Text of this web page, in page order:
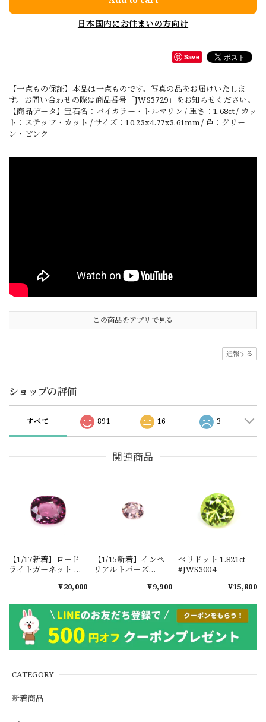
CATEGORY
新着商品
日本国内にお住まいの方向け
Save
【一点もの保証】本品は一点ものです。写真の品をお届けいたしま
す。お問い合わせの際は商品番号「JWS3729」をお知らせください。
【商品データ】宝石名：バイカラー・トルマリン / 重さ：1.68ct / カッ
ト：ステップ・カット / サイズ：10.23x4.77x3.61mm / 色：グリー
ン・ピンク
この商品をアプリで見る
通報する
ショップの評価
すべて 891 16 3
関連商品
【1/17新着】ロード
ライトガーネット タ
1.601ct【ソーティン
¥20,000
【1/15新着】インペ
リアルトパーズ
¥9,900
ペリドット 1.821ct
#JWS3004
¥15,800